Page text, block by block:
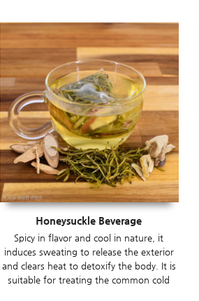
Honeysuckle Beverage
Spicy in flavor and cool in nature, it
induces sweating to release the exterior
and clears heat to detoxify the body. It is
suitable for treating the common cold